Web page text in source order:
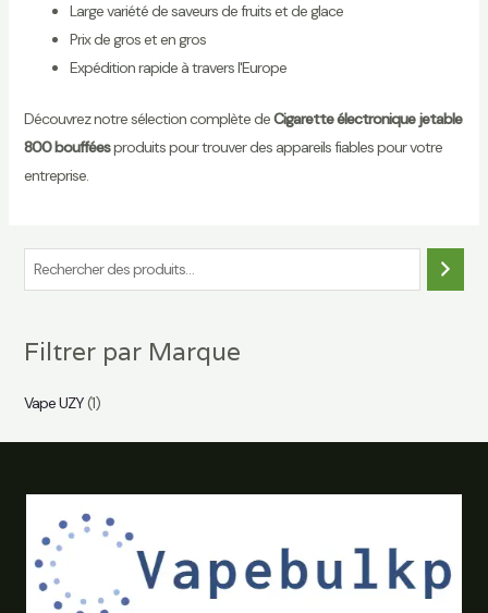
Large variété de saveurs de fruits et de glace
Prix de gros et en gros
Expédition rapide à travers l'Europe
Découvrez notre sélection complète deCigarette électronique jetable
800 boufféesproduits pour trouver des appareils fiables pour votre
entreprise.
e
h
c
Filtrer par Marque
Vape UZY(1)